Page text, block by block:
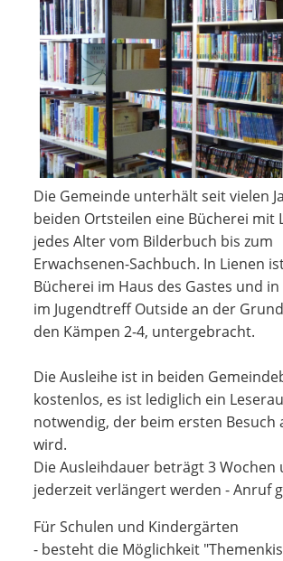
Die Gemeinde unterhält seit vielen
beiden Ortsteilen eine Bücherei mit
jedes Alter vom Bilderbuch bis zum
Erwachsenen-Sachbuch. In Lienen
Bücherei im Haus des Gastes und
im Jugendtreff Outside an der
den Kämpen 2-4, untergebracht.
Die Ausleihe ist in beiden
kostenlos, es ist lediglich ein
notwendig, der beim ersten Besuch
wird.
Die Ausleihdauer beträgt 3 Wochen
jederzeit verlängert werden - Anruf
Für Schulen und Kindergärten
- besteht die Möglichkeit